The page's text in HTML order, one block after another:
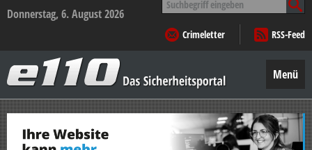
Donnerstag, 6. August 2026
nach:
Crimeletter
RSS-Feed
–
Das
Sicherheitsportal
Menü
Zum
Inhalt
springen